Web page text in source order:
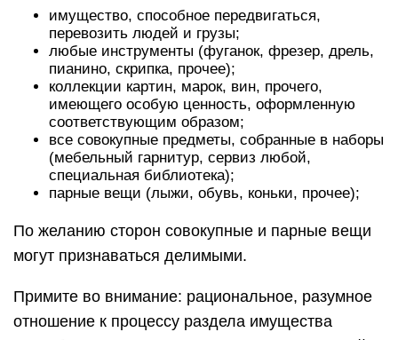
имущество, способное передвигаться,
перевозить людей и грузы;
любые инструменты (фуганок, фрезер, дрель,
пианино, скрипка, прочее);
коллекции картин, марок, вин, прочего,
имеющего особую ценность, оформленную
соответствующим образом;
все совокупные предметы, собранные в наборы
(мебельный гарнитур, сервиз любой,
специальная библиотека);
парные вещи (лыжи, обувь, коньки, прочее);
По желанию сторон совокупные и парные вещи
могут признаваться делимыми.
Примите во внимание: рациональное, разумное
отношение к процессу раздела имущества